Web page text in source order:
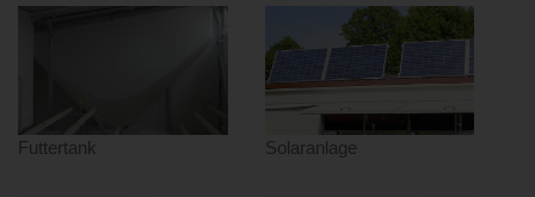
Futtertank Solaranlage